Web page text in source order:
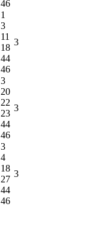
46
1
3
11
18
44
46
3
3
20
22
23
44
46
3
3
4
18
27
44
46
3